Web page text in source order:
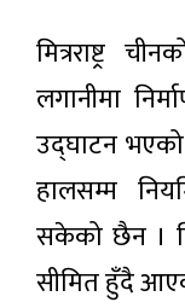
मित्रराष्ट्र
लगानीमा
उद्घाटन भएको
हालसम्म
सकेको छैन ।
सीमित हुँदै